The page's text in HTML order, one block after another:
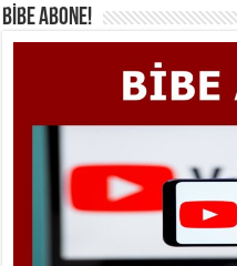
BİBE ABONE!